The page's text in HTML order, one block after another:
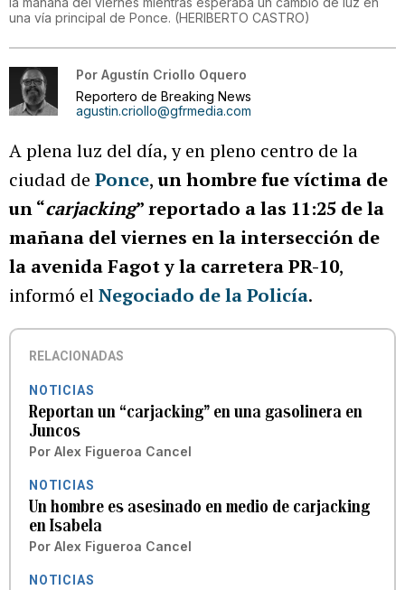
una vía principal de Ponce. (HERIBERTO CASTRO)
Por Agustín Criollo Oquero
Reportero de Breaking News
agustin.criollo@gfrmedia.com
A plena luz del día, y en pleno centro de la
ciudad de Ponce,un hombre fue víctima de
un “carjacking” reportado a las 11:25 de la
mañana del viernes en la intersección de
la avenida Fagot y la carretera PR-10,
informó elNegociado de la Policía.
RELACIONADAS
NOTICIAS
Reportan un “carjacking” en una gasolinera en
Juncos
Por Alex Figueroa Cancel
NOTICIAS
Un hombre es asesinado en medio de carjacking
en Isabela
Por Alex Figueroa Cancel
NOTICIAS